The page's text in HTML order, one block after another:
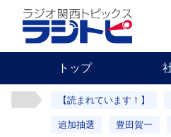
トップ
【読まれています！】
追加抽選 豊田賀一